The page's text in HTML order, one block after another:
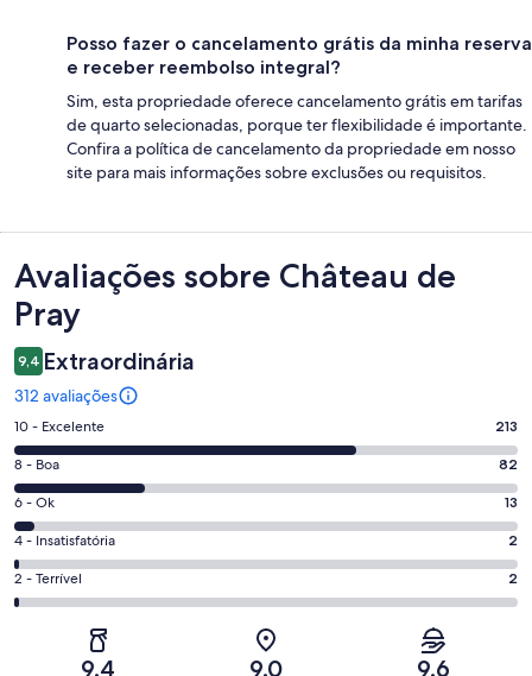
Posso fazer o cancelamento grátis da minha reserva
e receber reembolso integral?
Sim, esta propriedade oferece cancelamento grátis em tarifas
de quarto selecionadas, porque ter flexibilidade é importante.
Confira a política de cancelamento da propriedade em nosso
site para mais informações sobre exclusões ou requisitos.
Avaliações
Avaliações sobre Château de
Pray
9,4 Extraordinária
312 avaliações
Nota
10
-
Excelente.
213
de
312
avaliações
10 - Excelente 213
Nota
8
-
Boa.
82
de
avaliações
8 - Boa 82
Nota
6
-
Ok.
13
6 - Ok 13
Nota
4
-
4 - Insatisfatória 2
Nota
2
2 - Terrível 2
9,4 9,0 9,6